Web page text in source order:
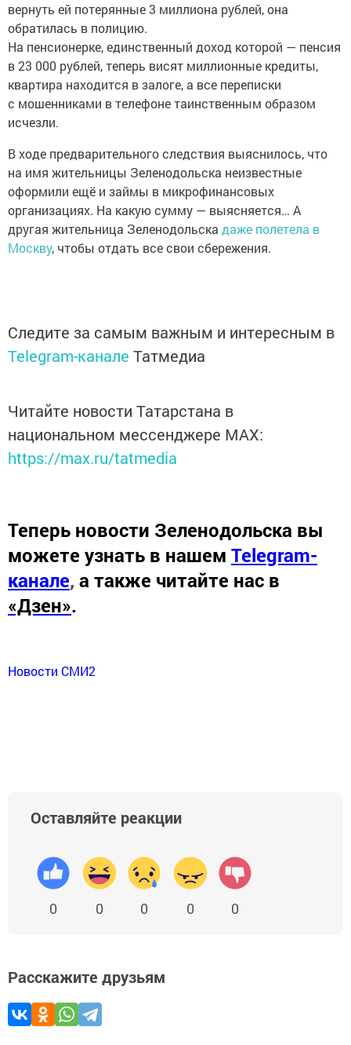
вернуть ей потерянные 3 миллиона рублей, она
обратилась в полицию.
На пенсионерке, единственный доход которой — пенсия
в 23 000 рублей, теперь висят миллионные кредиты,
квартира находится в залоге, а все переписки
с мошенниками в телефоне таинственным образом
исчезли.
В ходе предварительного следствия выяснилось, что
на имя жительницы Зеленодольска неизвестные
оформили ещё и займы в микрофинансовых
организациях. На какую сумму — выясняется… А
другая жительница Зеленодольска даже полетела в
Москву, чтобы отдать все свои сбережения.
Следите за самым важным и интересным в
Telegram-канале Татмедиа
Читайте новости Татарстана в
национальном мессенджере MАХ:
https://max.ru/tatmedia
Теперь новости Зеленодольска вы
можете узнать в нашем Telegram-
канале, а также читайте нас в
«Дзен».
Новости СМИ2
Оставляйте реакции
0 0 0 0 0
Расскажите друзьям